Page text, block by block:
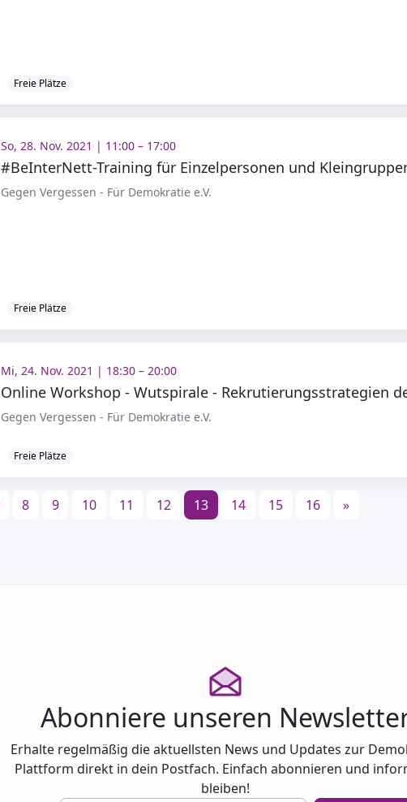
Freie Plätze
So, 28. Nov. 2021 | 11:00 – 17:00
#BeInterNett-Training für Einzelpersonen und
Gegen Vergessen - Für Demokratie e.V.
Freie Plätze
Mi, 24. Nov. 2021 | 18:30 – 20:00
Gegen Vergessen - Für Demokratie e.V.
Freie Plätze
8 9 10 11 12 13 14 15 16 »
Abonniere unseren
Erhalte regelmäßig die aktuellsten News und Updates zur
Plattform direkt in dein Postfach. Einfach abonnieren und
bleiben!